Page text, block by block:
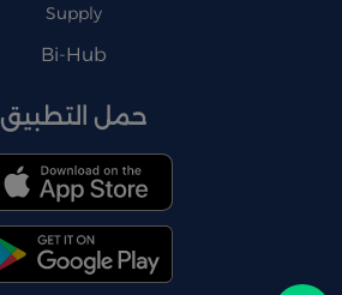
Supply
Bi-Hub
حمل التطبيق